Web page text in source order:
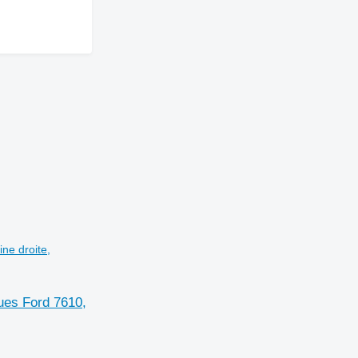
droite,
Ford 7610,